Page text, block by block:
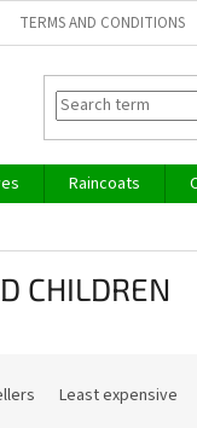
TERMS AND CONDITIONS
Raincoats
CHILDREN
Least expensive